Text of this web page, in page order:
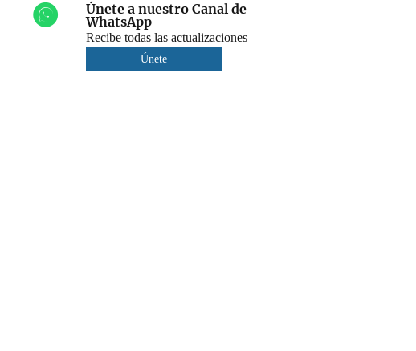
Únete a nuestro Canal de
WhatsApp
Recibe todas las actualizaciones
Únete